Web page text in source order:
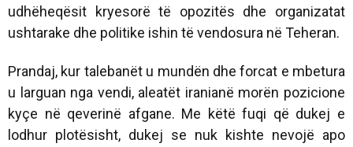
udhëheqësit kryesorë të opozitës dhe organizatat
ushtarake dhe politike ishin të vendosura në Teheran.
Prandaj, kur talebanët u mundën dhe forcat e mbetura
u larguan nga vendi, aleatët iranianë morën pozicione
kyçe në qeverinë afgane. Me këtë fuqi që dukej e
lodhur plotësisht, dukej se nuk kishte nevojë apo